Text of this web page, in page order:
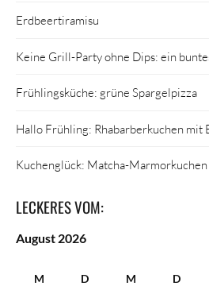
Erdbeertiramisu
Keine Grill-Party ohne Dips: ein
Frühlingsküche: grüne Spargelpizza
Hallo Frühling: Rhabarberkuchen mit
Kuchenglück: Matcha-
LECKERES VOM:
August 2026
M D M D